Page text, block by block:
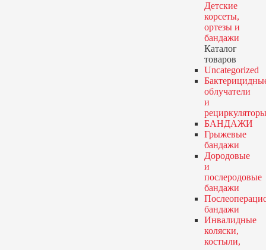
Детские
корсеты,
ортезы и
бандажи
Каталог
товаров
Uncategorized
облучатели
и
рециркуляторы
БАНДАЖИ
Грыжевые
бандажи
Дородовые
и
послеродовые
бандажи
бандажи
Инвалидные
коляски,
костыли,